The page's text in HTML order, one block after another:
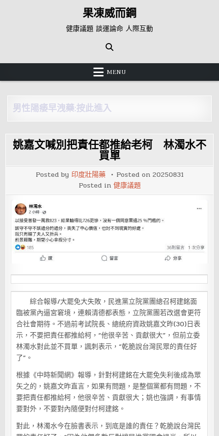
果凍威而鋼
健康議題 談運論命 人際互動
MENU
男性陽痿早洩藥:按此進入
姚嘉文喊別把責任都推給老柯 林濁水不
買單
Posted by 印度壯陽藥 Posted on 20250831
Posted in 健康議題
綜合報導/大罷免大失敗，民進黨立院黨團總召柯建銘面
臨被黨內逼宮窘境，連賴清德都表態，立院黨團若改選會更符
合社會期待。不過前考試院長、總統府資政姚嘉文昨(30)日表
示，不要把責任都推給柯，“他很辛苦、貢獻很大”，但前立委
林濁水對此並不買單，諷刺表示，“乾脆說台灣民眾的責任好
了”。
根據《中時新聞網》報導，針對柯建銘在大罷免失利後成為眾
矢之的，姚嘉文昨直言，如果有問題，是整個黨都有問題，不
要把責任都推給柯，他很辛苦、貢獻很大；姚也強調，有事情
要對外，不要對內隨便對付柯建銘。
對此，林濁水今在臉書表示，到底是誰的責任？乾脆說台灣民